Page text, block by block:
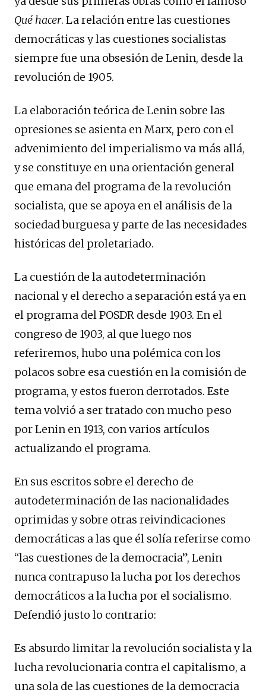
Qué hacer. La relación entre las cuestiones
democráticas y las cuestiones socialistas
siempre fue una obsesión de Lenin, desde la
revolución de 1905.
La elaboración teórica de Lenin sobre las
opresiones se asienta en Marx, pero con el
advenimiento del imperialismo va más allá,
y se constituye en una orientación general
que emana del programa de la revolución
socialista, que se apoya en el análisis de la
sociedad burguesa y parte de las necesidades
históricas del proletariado.
La cuestión de la autodeterminación
nacional y el derecho a separación está ya en
el programa del POSDR desde 1903. En el
congreso de 1903, al que luego nos
referiremos, hubo una polémica con los
polacos sobre esa cuestión en la comisión de
programa, y estos fueron derrotados. Este
tema volvió a ser tratado con mucho peso
por Lenin en 1913, con varios artículos
actualizando el programa.
En sus escritos sobre el derecho de
autodeterminación de las nacionalidades
oprimidas y sobre otras reivindicaciones
democráticas a las que él solía referirse como
“las cuestiones de la democracia”, Lenin
nunca contrapuso la lucha por los derechos
democráticos a la lucha por el socialismo.
Defendió justo lo contrario:
Es absurdo limitar la revolución socialista y la
lucha revolucionaria contra el capitalismo, a
una sola de las cuestiones de la democracia